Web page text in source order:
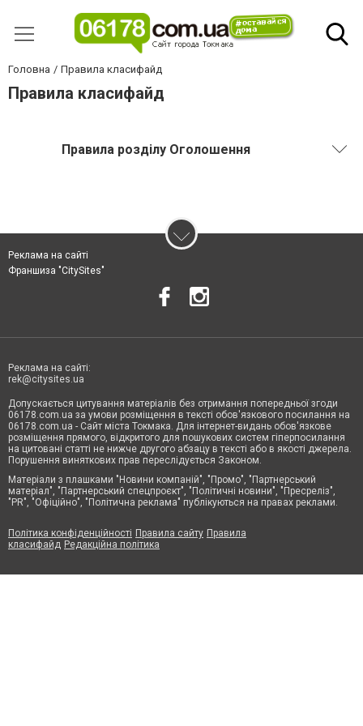
Головна Правила класифайд
Правила класифайд
Правила розділу Оголошення
Реклама на сайті
Франшиза "CitySites"
Реклама на сайті:
rek@citysites.ua
Допускається цитування матеріалів без отримання попередньої згоди
06178.com.ua за умови розміщення в тексті обов'язкового посилання на
06178.com.ua - Сайт міста Токмака. Для інтернет-видань обов'язкове
розміщення прямого, відкритого для пошукових систем гіперпосилання
на цитовані статті не нижче другого абзацу в тексті або в якості джерела.
Порушення виняткових прав переслідується Законом.
Матеріали з плашками "Новини компаній", "Промо", "Партнерський
матеріал", "Партнерський спецпроєкт", "Політичні новини", "Пресреліз",
"PR", "Офіційно", "Політична реклама" публікуються на правах реклами.
Політика конфіденційності Правила сайту Правила
класифайд Редакційна політика